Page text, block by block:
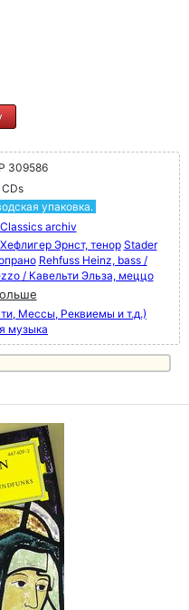
309586
CDs
упаковка.
archiv
Эрнст, тенор Stader
Rehfuss Heinz, bass /
/ Кавельти Эльза, меццо
Мессы, Реквиемы и т.д.)
музыка